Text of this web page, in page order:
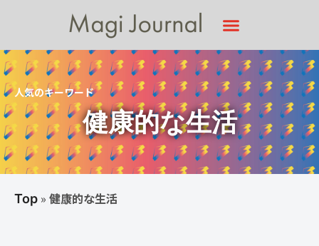
人気のキーワード
健康的な生活
Top » 健康的な生活